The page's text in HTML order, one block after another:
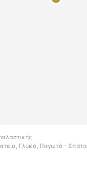
Γλυκά, Παγωτά - Σπάτα